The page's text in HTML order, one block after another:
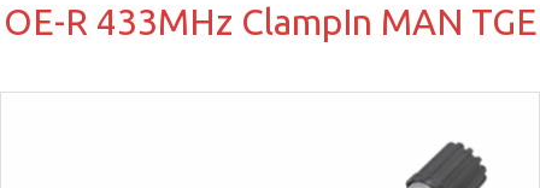
OE-R 433MHz ClampIn MAN TGE